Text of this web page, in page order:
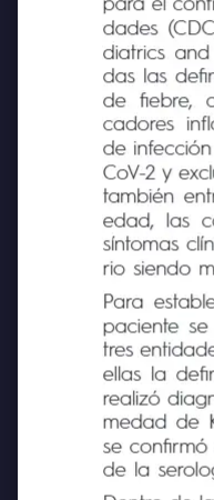
para el
dades
diatrics and
das las
de
fiebre,
cadores
de
CoV-2 y
también
edad, las
síntomas
rio siendo
Para
paciente se
tres
ellas la
realizó
medad de
se confirmó
de la